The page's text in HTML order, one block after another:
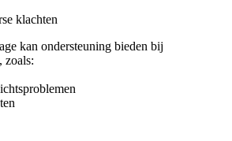
klachten
kan ondersteuning bieden bij
zoals: